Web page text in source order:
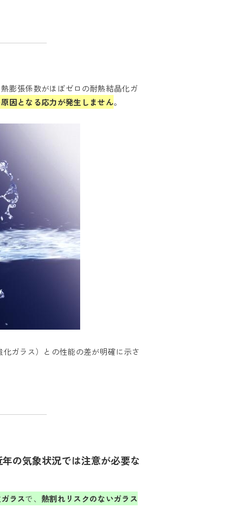
熱膨張係数がほぼゼロの耐熱結晶化ガ
因となる応力が発生しません。
ガラス）との性能の差が明確に示さ
の気象状況では注意が必要な
ラスで、熱割れリスクのないガラス